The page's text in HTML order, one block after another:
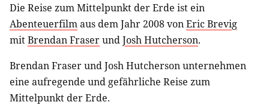
Die Reise zum Mittelpunkt der Erde ist ein
Abenteuerfilmaus dem Jahr 2008 vonEric Brevig
mitBrendan FraserundJosh Hutcherson.
Brendan Fraser und Josh Hutcherson unternehmen
eine aufregende und gefährliche Reise zum
Mittelpunkt der Erde.